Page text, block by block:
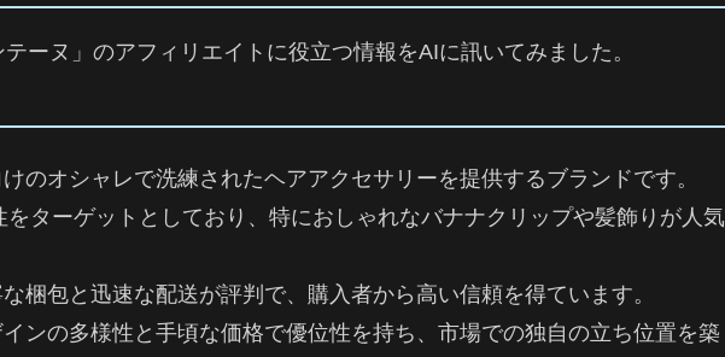
ーヌ」のアフィリエイトに役立つ情報をAIに訊いてみました。
のオシャレで洗練されたヘアアクセサリーを提供するブランドです。
ターゲットとしており、特におしゃれなバナナクリップや髪飾りが人気
梱包と迅速な配送が評判で、購入者から高い信頼を得ています。
ンの多様性と手頃な価格で優位性を持ち、市場での独自の立ち位置を築